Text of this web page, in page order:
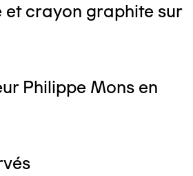
et crayon graphite sur
Philippe Mons en